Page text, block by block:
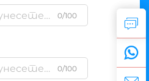
0/100
0/100